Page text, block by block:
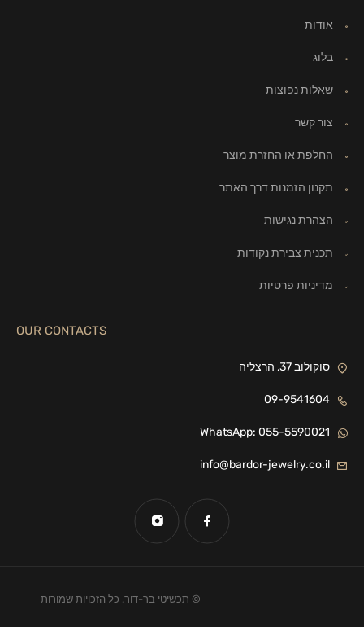
אודות
בלוג
שאלות נפוצות
צור קשר
החלפת או החזרת מוצר
תקנון הזמנות דרך האתר
הצהרת נגישות
תכנית צבירת נקודות
מדיניות פרטיות
OUR CONTACTS
סוקולוב 37, הרצליה
09-9541604
WhatsApp: 055-5590021
info@bardor-jewelry.co.il
© תכשיטי בר-דור. כל הזכויות שמורות